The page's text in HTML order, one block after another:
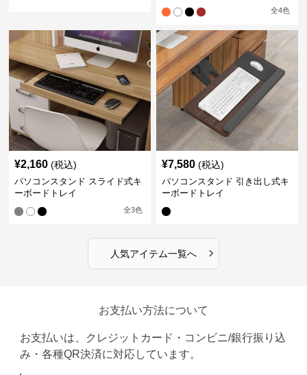
全4色
¥2,160 (税込)
パソコンスタンド スライド式キ
ーボードトレイ
全3色
¥7,580 (税込)
パソコンスタンド 引き出し式キ
ーボードトレイ
人気アイテム一覧へ ›
お支払い方法について
お支払いは、クレジットカード・コンビニ/銀行振り込
み・各種QR決済に対応しています。